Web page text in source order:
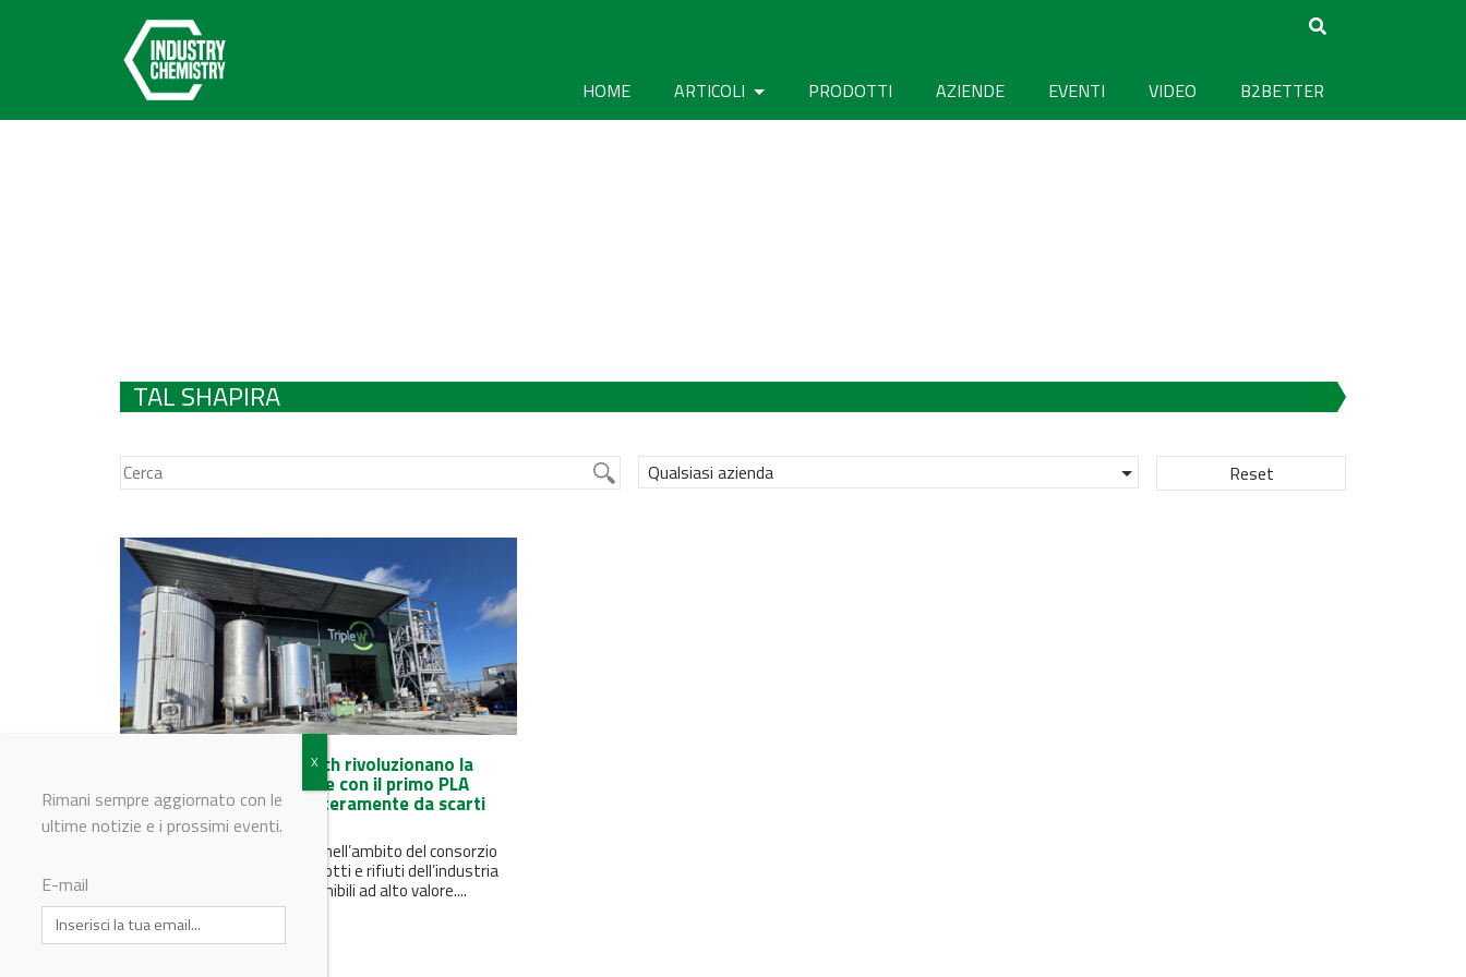
HOME ARTICOLI PRODOTTI AZIENDE EVENTI VIDEO B2BETTER
TAL SHAPIRA
Qualsiasi azienda Reset
TripleW e Sulzer Chemtech rivoluzionano la
produzione di bioplastiche con il primo PLA
commerciale ottenuto interamente da scarti
alimentari
Il nuovo processo, sviluppato nell’ambito del consorzio
CIRCLE, trasforma sottoprodotti e rifiuti dell’industria
alimentare in materiali sostenibili ad alto valore....
Rimani sempre aggiornato con le
ultime notizie e i prossimi eventi.
E-mail